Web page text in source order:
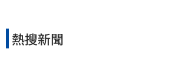
熱搜新聞